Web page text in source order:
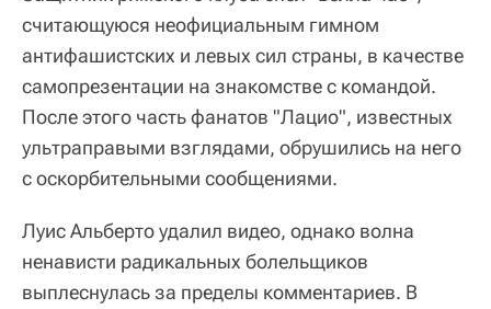
считающуюся неофициальным гимном
антифашистских и левых сил страны, в качестве
самопрезентации на знакомстве с командой.
После этого часть фанатов "Лацио", известных
ультраправыми взглядами, обрушились на него
с оскорбительными сообщениями.
Луис Альберто удалил видео, однако волна
ненависти радикальных болельщиков
выплеснулась за пределы комментариев. В